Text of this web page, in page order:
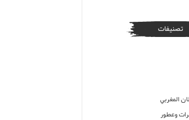
تصنيفات
المغربي
وعطور